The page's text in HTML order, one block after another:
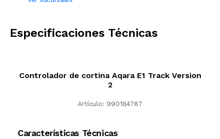
Especificaciones Técnicas
Controlador de cortina Aqara E1 Track Version
2
Artículo: 990184787
Características Técnicas